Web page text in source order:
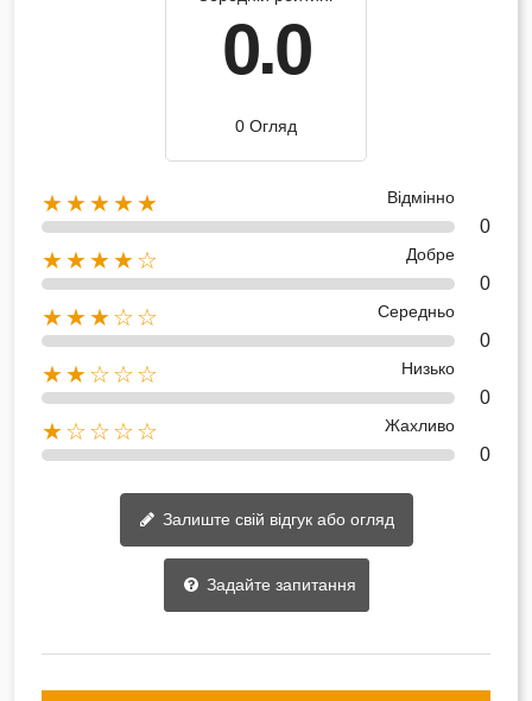
0.0
0 Огляд
★★★★★ Відмінно
0
★★★★☆ Добре
0
★★★☆☆ Середньо
0
★★☆☆☆ Низько
0
★☆☆☆☆ Жахливо
0
Залиште свій відгук або огляд
Задайте запитання